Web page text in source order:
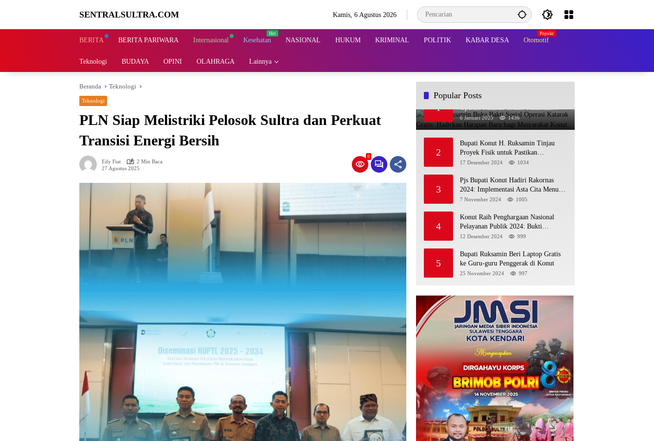
SENTRALSULTRA.COM Kamis, 6 Agustus 2026
BERITA BERITA PARIWARA Internasional Kesehatan NASIONAL HUKUM KRIMINAL POLITIK KABAR DESA Otomotif
Teknologi BUDAYA OPINI OLAHRAGA Lainnya
Beranda Teknologi
Teknologi
PLN Siap Melistriki Pelosok Sultra dan Perkuat
Transisi Energi Bersih
Edy Fiat
2 Min Baca
27 Agustus 2025
0
Popular Posts
1
Bupati Ruksamin Buka Bakti Sosial
Operasi Katarak Gratis: Hadirkan
Harapan Baru bagi Masyarakat Konut
6 Januari 2025 1436
2
Bupati Konut H. Ruksamin Tinjau
Proyek Fisik untuk Pastikan
Kesesuaian dengan Perencanaan
17 Desember 2024 1034
3
Pjs Bupati Konut Hadiri Rakornas
2024: Implementasi Asta Cita Menuju
Indonesia Emas
7 November 2024 1005
4
Konut Raih Penghargaan Nasional
Pelayanan Publik 2024: Bukti
Komitmen Menuju Pelayanan Prima
12 Desember 2024 999
5
Bupati Ruksamin Beri Laptop Gratis
ke Guru-guru Penggerak di Konut
25 November 2024 997